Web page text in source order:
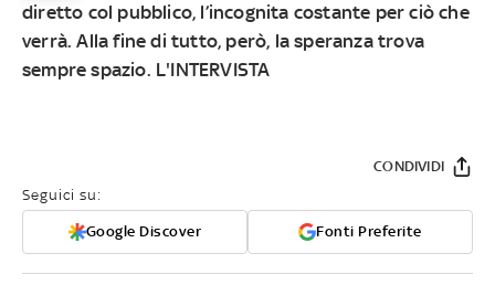
diretto col pubblico, l’incognita costante per ciò che
verrà. Alla fine di tutto, però, la speranza trova
sempre spazio. L'INTERVISTA
Seguici su:
Google Discover Fonti Preferite
CONDIVIDI